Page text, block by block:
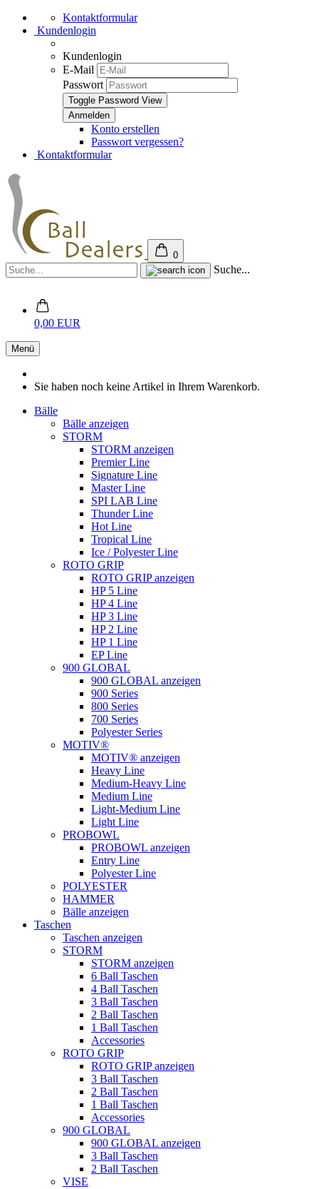
Kontaktformular
Kundenlogin
Kundenlogin
E-Mail
Passwort
Toggle Password View
Konto erstellen
Passwort vergessen?
Kontaktformular
0
Suche...
0,00 EUR
Menü
Sie haben noch keine Artikel in Ihrem Warenkorb.
Bälle
Bälle anzeigen
STORM
STORM anzeigen
Premier Line
Signature Line
Master Line
SPI LAB Line
Thunder Line
Hot Line
Tropical Line
Ice / Polyester Line
ROTO GRIP
ROTO GRIP anzeigen
HP 5 Line
HP 4 Line
HP 3 Line
HP 2 Line
HP 1 Line
EP Line
900 GLOBAL
900 GLOBAL anzeigen
900 Series
800 Series
700 Series
Polyester Series
MOTIV®
MOTIV® anzeigen
Heavy Line
Medium-Heavy Line
Medium Line
Light-Medium Line
Light Line
PROBOWL
PROBOWL anzeigen
Entry Line
Polyester Line
POLYESTER
HAMMER
Bälle anzeigen
Taschen
Taschen anzeigen
STORM
STORM anzeigen
6 Ball Taschen
4 Ball Taschen
3 Ball Taschen
2 Ball Taschen
1 Ball Taschen
Accessories
ROTO GRIP
ROTO GRIP anzeigen
3 Ball Taschen
2 Ball Taschen
1 Ball Taschen
Accessories
900 GLOBAL
900 GLOBAL anzeigen
3 Ball Taschen
2 Ball Taschen
VISE